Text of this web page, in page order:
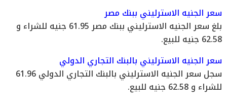
سعر الجنيه الاسترليني ببنك مصر
بلغ سعر الجنيه الاسترليني ببنك مصر 61.95 جنيه للشراء و
62.58 جنيه للبيع.
سعر الجنيه الاسترليني بالبنك التجاري الدولي
سجل سعر الجنيه الاسترليني بالبنك التجاري الدولي 61.96
للشراء و 62.58 جنيه للبيع.